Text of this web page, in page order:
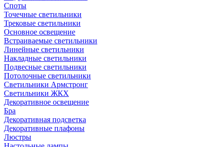
Споты
Точечные светильники
Трековые светильники
Основное освещение
Встраиваемые светильники
Линейные светильники
Накладные светильники
Подвесные светильники
Потолочные светильники
Светильники Армстронг
Светильники ЖКХ
Декоративное освещение
Бра
Декоративная подсветка
Декоративные плафоны
Люстры